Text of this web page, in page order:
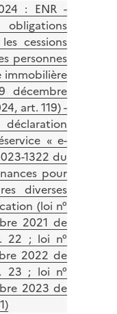
: ENR -
cessions
personnes
immobilière
décembre
art. 119) -
« e-
1322 du
pour
diverses
(loi n°
2021 de
22 ; loi n°
2022 de
23 ; loi n°
2023 de